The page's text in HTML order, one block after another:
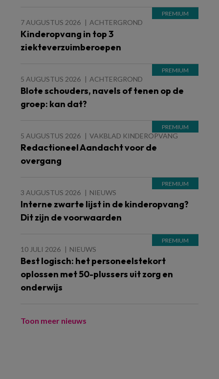
7 AUGUSTUS 2026 ACHTERGROND
Kinderopvang in top 3
ziekteverzuimberoepen
5 AUGUSTUS 2026 ACHTERGROND
Blote schouders, navels of tenen op de
groep: kan dat?
5 AUGUSTUS 2026 VAKBLAD KINDEROPVANG
Redactioneel Aandacht voor de
overgang
3 AUGUSTUS 2026 NIEUWS
Interne zwarte lijst in de kinderopvang?
Dit zijn de voorwaarden
10 JULI 2026 NIEUWS
Best logisch: het personeelstekort
oplossen met 50-plussers uit zorg en
onderwijs
Toon meer nieuws